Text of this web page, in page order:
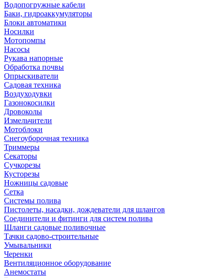
Водопогружные кабели
Баки, гидроаккумуляторы
Блоки автоматики
Носилки
Мотопомпы
Насосы
Рукава напорные
Обработка почвы
Опрыскиватели
Садовая техника
Воздуходувки
Газонокосилки
Дровоколы
Измельчители
Мотоблоки
Снегоуборочная техника
Триммеры
Секаторы
Сучкорезы
Кусторезы
Ножницы садовые
Сетка
Системы полива
Пистолеты, насадки, дождеватели для шлангов
Соединители и фитинги для систем полива
Шланги садовые поливочные
Тачки садово-строительные
Умывальники
Черенки
Вентиляционное оборудование
Анемостаты